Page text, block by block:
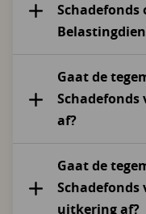
Schadefonds
Gaat de
af?
Gaat de
Schadefonds
uitkering af?